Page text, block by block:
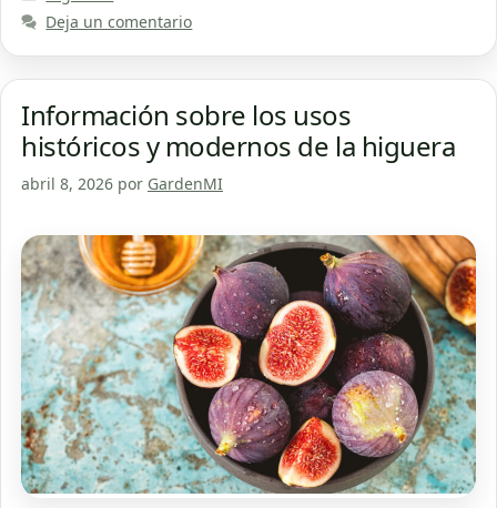
Deja un comentario
Información sobre los usos
históricos y modernos de la higuera
abril 8, 2026 por GardenMI